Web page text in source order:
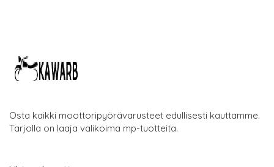
Osta kaikki moottoripyörävarusteet edullisesti kauttamme.
Tarjolla on laaja valikoima mp-tuotteita.